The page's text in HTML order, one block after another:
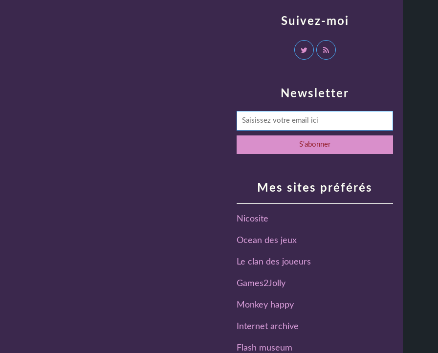
Newsletter
Suivez-moi
Mes sites préférés
Nicosite
Ocean des jeux
Le clan des joueurs
Games2Jolly
Monkey happy
Internet archive
Flash museum